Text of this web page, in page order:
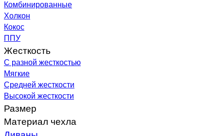
Комбинированные
Холкон
Кокос
ППУ
Жесткость
С разной жесткостью
Мягкие
Средней жесткости
Высокой жесткости
Размер
Материал чехла